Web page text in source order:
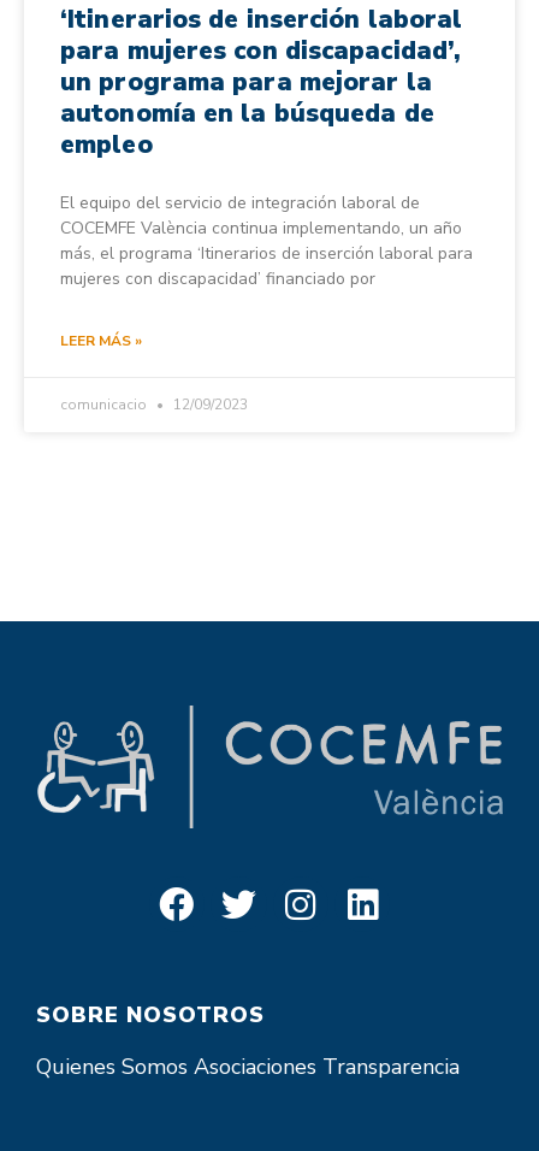
‘Itinerarios de inserción laboral
para mujeres con discapacidad’,
un programa para mejorar la
autonomía en la búsqueda de
empleo
El equipo del servicio de integración laboral de
COCEMFE València continua implementando, un año
más, el programa ‘Itinerarios de inserción laboral para
mujeres con discapacidad’ financiado por
LEER MÁS »
comunicacio 12/09/2023
SOBRE NOSOTROS
Quienes Somos Asociaciones Transparencia